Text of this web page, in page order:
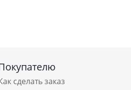
сделать заказ